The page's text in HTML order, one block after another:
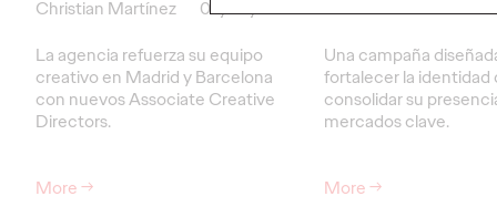
Christian Martínez
09/04/2026
La agencia refuerza su equipo
creativo en Madrid y Barcelona
con nuevos Associate Creative
Directors.
More→
Christian Martínez
Una campaña
fortalecer la identidad
consolidar su
mercados clave.
More→